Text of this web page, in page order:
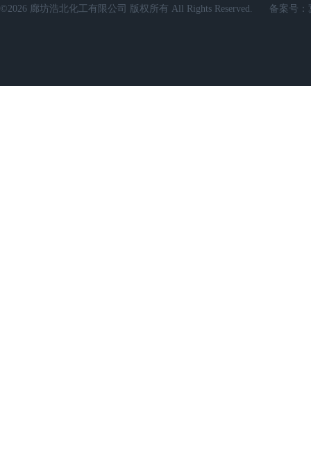
©2026 廊坊浩北化工有限公司 版权所有 All Rights Reserved. 备案号：